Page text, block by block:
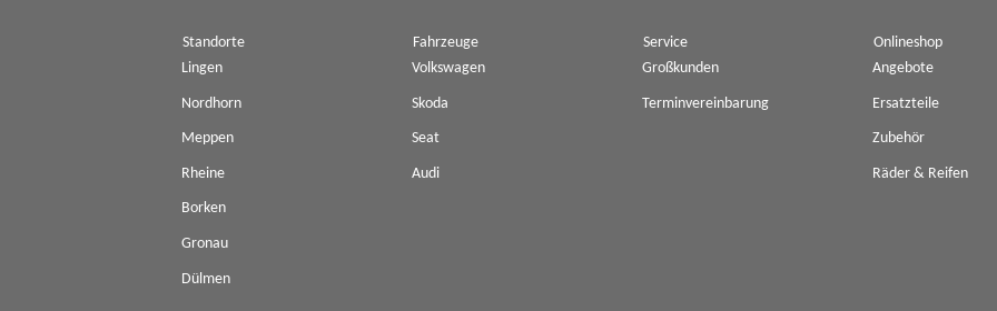
Standorte
Lingen
Nordhorn
Meppen
Rheine
Borken
Gronau
Dülmen
Fahrzeuge
Volkswagen
Skoda
Seat
Audi
Service
Großkunden
Terminvereinbarung
Onlineshop
Angebote
Ersatzteile
Zubehör
Räder & Reifen